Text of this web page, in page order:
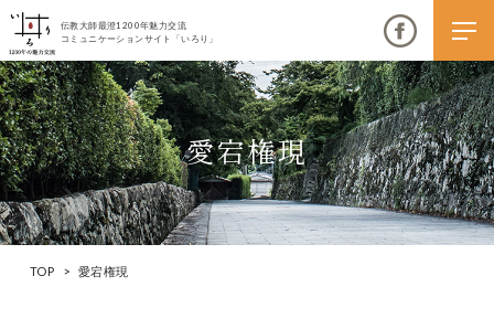
伝教大師最澄1200年魅力交流
コミュニケーションサイト「いろり」
伝教大師最澄1200年魅力交流
いろりとは
愛宕権現
TOP > 愛宕権現